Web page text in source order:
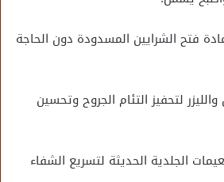
فتح الشرايين المسدودة دون الحاجة
لتحفيز التئام الجروح وتحسين
الجلدية الحديثة لتسريع الشفاء